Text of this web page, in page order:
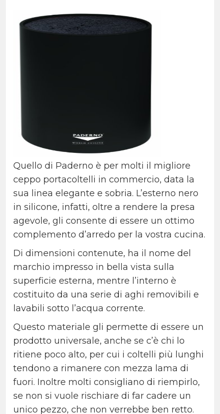
Quello di Paderno è per molti il migliore
ceppo portacoltelli in commercio, data la
sua linea elegante e sobria. L’esterno nero
in silicone, infatti, oltre a rendere la presa
agevole, gli consente di essere un ottimo
complemento d’arredo per la vostra cucina.
Di dimensioni contenute, ha il nome del
marchio impresso in bella vista sulla
superficie esterna, mentre l’interno è
costituito da una serie di aghi removibili e
lavabili sotto l’acqua corrente.
Questo materiale gli permette di essere un
prodotto universale, anche se c’è chi lo
ritiene poco alto, per cui i coltelli più lunghi
tendono a rimanere con mezza lama di
fuori. Inoltre molti consigliano di riempirlo,
se non si vuole rischiare di far cadere un
unico pezzo, che non verrebbe ben retto.